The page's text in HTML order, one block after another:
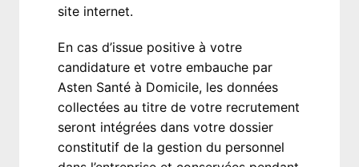
site internet.
En cas d’issue positive à votre
candidature et votre embauche par
Asten Santé à Domicile, les données
collectées au titre de votre recrutement
seront intégrées dans votre dossier
constitutif de la gestion du personnel